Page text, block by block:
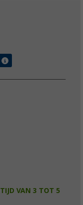
VAN 3 TOT 5